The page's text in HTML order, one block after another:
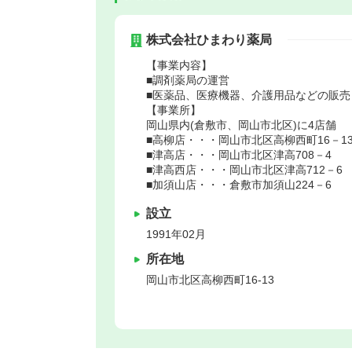
株式会社ひまわり薬局
【事業内容】
■調剤薬局の運営
■医薬品、医療機器、介護用品などの販売
【事業所】
岡山県内(倉敷市、岡山市北区)に4店舗
■高柳店・・・岡山市北区高柳西町16－13
■津高店・・・岡山市北区津高708－4
■津高西店・・・岡山市北区津高712－6
■加須山店・・・倉敷市加須山224－6
設立
1991年02月
所在地
岡山市北区高柳西町16-13